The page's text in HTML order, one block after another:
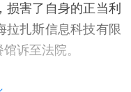
害了自身的正当利
拉扎斯信息科技有限
诉至法院。